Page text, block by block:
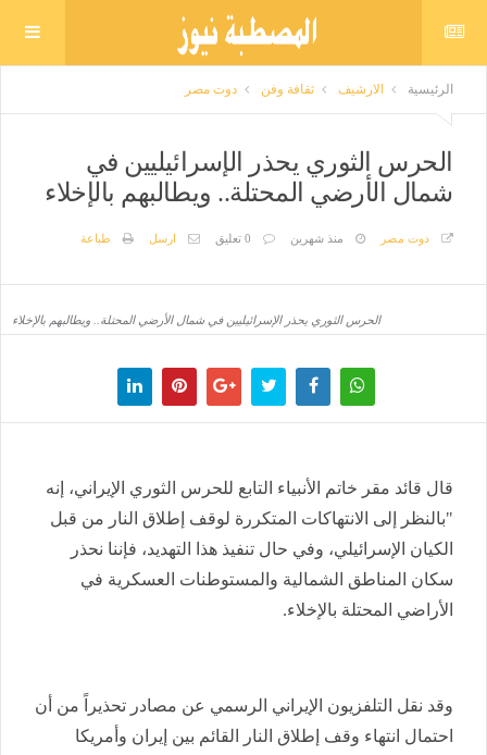
الرئيسية الارشيف ثقافة وفن دوت مصر
الحرس الثوري يحذر الإسرائيليين في
شمال الأرضي المحتلة.. ويطالبهم بالإخلاء
دوت مصر منذ شهرين 0 تعليق ارسل طباعة
الحرس الثوري يحذر الإسرائيليين في شمال الأرضي المحتلة.. ويطالبهم بالإخلاء
قال قائد مقر خاتم الأنبياء التابع للحرس الثوري الإيراني، إنه
"بالنظر إلى الانتهاكات المتكررة لوقف إطلاق النار من قبل
الكيان الإسرائيلي، وفي حال تنفيذ هذا التهديد، فإننا نحذر
سكان المناطق الشمالية والمستوطنات العسكرية في
الأراضي المحتلة بالإخلاء.
وقد نقل التلفزيون الإيراني الرسمي عن مصادر تحذيراً من أن
احتمال انتهاء وقف إطلاق النار القائم بين إيران وأمريكا